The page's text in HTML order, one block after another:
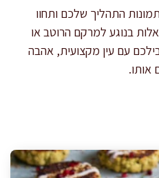
התהליך שלכם ותחוו
בנוגע למרקם הרוטב או
עם עין מקצועית, אהבה
אותו.